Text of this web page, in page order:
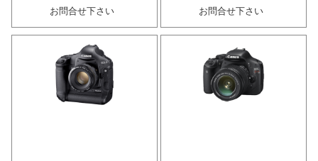
お問合せ下さい
お問合せ下さい